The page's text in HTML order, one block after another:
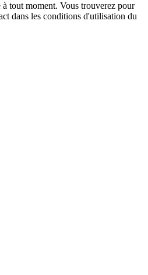
tout moment. Vous trouverez pour
dans les conditions d'utilisation du